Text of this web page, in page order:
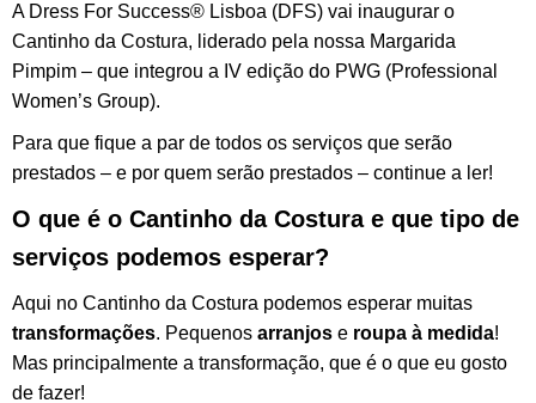
A Dress For Success® Lisboa (DFS) vai inaugurar o
Cantinho da Costura, liderado pela nossa Margarida
Pimpim – que integrou a IV edição do PWG (Professional
Women’s Group).
Para que fique a par de todos os serviços que serão
prestados – e por quem serão prestados – continue a ler!
O que é o Cantinho da Costura e que tipo de
serviços podemos esperar?
Aqui no Cantinho da Costura podemos esperar muitas
transformações. Pequenos arranjos e roupa à medida!
Mas principalmente a transformação, que é o que eu gosto
de fazer!